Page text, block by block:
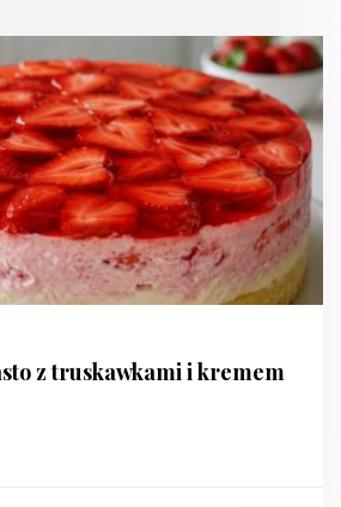
z truskawkami i kremem